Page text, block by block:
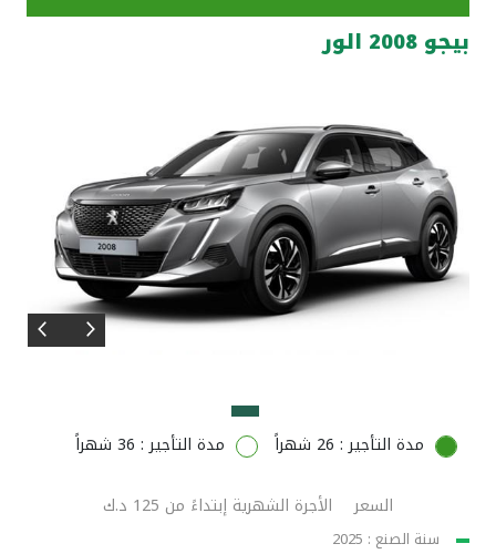
مواقع الفروع وأجهزة الصرف الآلي
تركيا
ماليزيا
مصر
بيجو 2008 الور
مدة التأجير : 26 شهراً مدة التأجير : 36 شهراً
السعر الأجرة الشهرية إبتداءً من 125 د.ك
سنة الصنع : 2025